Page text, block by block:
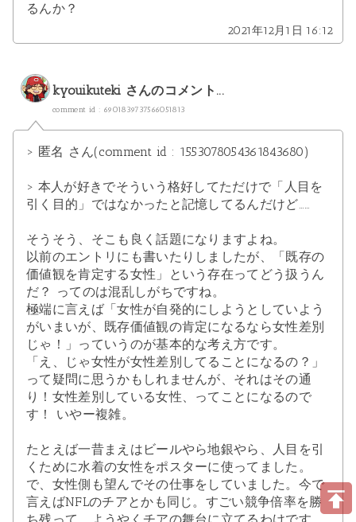
るんか？
2021年12月1日 16:12
kyouikuteki さんのコメント...
comment id : 6901839737566051813
> 匿名 さん(comment id : 1553078054361843680)
> 本人が好きでそういう格好してただけで「人目を
引く目的」ではなかったと記憶してるんだけど……
そうそう、そこも良く話題になりますよね。
以前のエントリ にも書いたりしましたが、「既存の
価値観を肯定する女性」という存在ってどう扱うん
だ？ ってのは混乱しがちですね。
極端に言えば「女性が自発的にしようとしていよう
がいまいが、既存価値観の肯定になるなら女性差別
じゃ！」っていうのが基本的な考え方です。
「え、じゃ女性が女性差別してることになるの？」
って疑問に思うかもしれませんが、それはその通
り！女性差別している女性、ってことになるので
す！ いやー複雑。
たとえば一昔まえはビールやら地銀やら、人目を引
くために水着の女性をポスターに使ってました。
で、女性側も望んでその仕事をしていました。今で
言えばNFLのチアとかも同じ。すごい競争倍率を勝